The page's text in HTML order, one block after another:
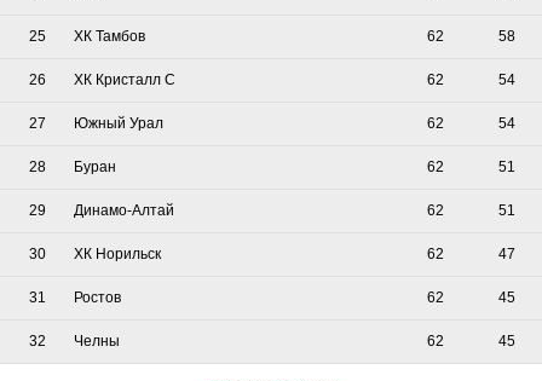
25 ХК Тамбов 62 58
26 ХК Кристалл С 62 54
27 Южный Урал 62 54
28 Буран 62 51
29 Динамо-Алтай 62 51
30 ХК Норильск 62 47
31 Ростов 62 45
32 Челны 62 45